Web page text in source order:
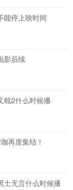
能停上映时间
影后续
戟2什么时候播
再度集结！
土无言什么时候播